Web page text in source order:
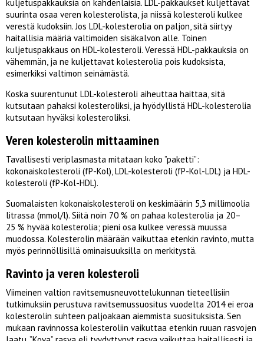
kuljetuspakkauksia on kahdenlaisia. LDL-pakkaukset kuljettavat
suurinta osaa veren kolesterolista, ja niissä kolesteroli kulkee
verestä kudoksiin. Jos LDL-kolesterolia on paljon, sitä siirtyy
haitallisia määriä valtimoiden sisäkalvon alle. Toinen
kuljetuspakkaus on HDL-kolesteroli. Veressä HDL-pakkauksia on
vähemmän, ja ne kuljettavat kolesterolia pois kudoksista,
esimerkiksi valtimon seinämästä.
Koska suurentunut LDL-kolesteroli aiheuttaa haittaa, sitä
kutsutaan pahaksi kolesteroliksi, ja hyödyllistä HDL-kolesterolia
kutsutaan hyväksi kolesteroliksi.
Veren kolesterolin mittaaminen
Tavallisesti veriplasmasta mitataan koko ”paketti”:
kokonaiskolesteroli (fP-Kol), LDL-kolesteroli (fP-Kol-LDL) ja HDL-
kolesteroli (fP-Kol-HDL).
Suomalaisten kokonaiskolesteroli on keskimäärin 5,3 millimoolia
litrassa (mmol/l). Siitä noin 70 % on pahaa kolesterolia ja 20–
25 % hyvää kolesterolia; pieni osa kulkee veressä muussa
muodossa. Kolesterolin määrään vaikuttaa etenkin ravinto, mutta
myös perinnöllisillä ominaisuuksilla on merkitystä.
Ravinto ja veren kolesteroli
Viimeinen valtion ravitsemusneuvottelukunnan tieteellisiin
tutkimuksiin perustuva ravitsemussuositus vuodelta 2014 ei eroa
kolesterolin suhteen paljoakaan aiemmista suosituksista. Sen
mukaan ravinnossa kolesteroliin vaikuttaa etenkin ruuan rasvojen